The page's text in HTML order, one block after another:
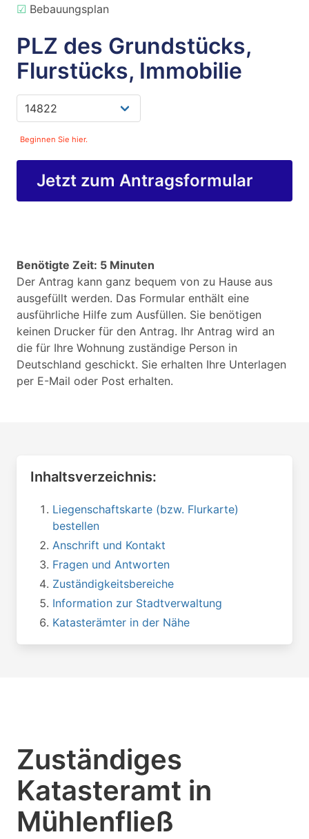
☑ Bebauungsplan
PLZ des Grundstücks,
Flurstücks, Immobilie
Beginnen Sie hier.
Jetzt zum Antragsformular
Benötigte Zeit: 5 Minuten
Der Antrag kann ganz bequem von zu Hause aus
ausgefüllt werden. Das Formular enthält eine
ausführliche Hilfe zum Ausfüllen. Sie benötigen
keinen Drucker für den Antrag. Ihr Antrag wird an
die für Ihre Wohnung zuständige Person in
Deutschland geschickt. Sie erhalten Ihre Unterlagen
per E-Mail oder Post erhalten.
Inhaltsverzeichnis:
Liegenschaftskarte (bzw. Flurkarte)
bestellen
Anschrift und Kontakt
Fragen und Antworten
Zuständigkeitsbereiche
Information zur Stadtverwaltung
Katasterämter in der Nähe
Zuständiges
Katasteramt in
Mühlenfließ